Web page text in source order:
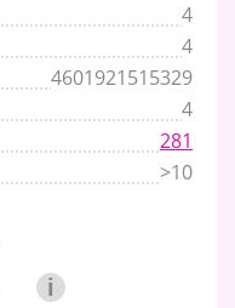
4
4
4601921515329
4
281
>10
i